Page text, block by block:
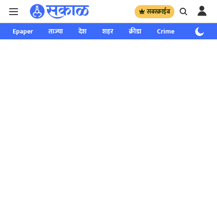
सबस्क्राईब
Epaper ताज्या देश शहर क्रीडा Crime साप्ताहिक